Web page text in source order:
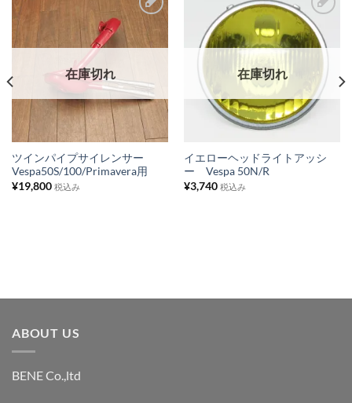
気
入
り
ト
在庫切れ
ツインパイプサイレンサー
Vespa50S/100/Primavera用
¥19,800 税込み
お
気
入
り
ス
在庫切れ
イエローヘッドライトアッシ
ー Vespa 50N/R
¥3,740 税込み
ABOUT US
BENE Co.,ltd